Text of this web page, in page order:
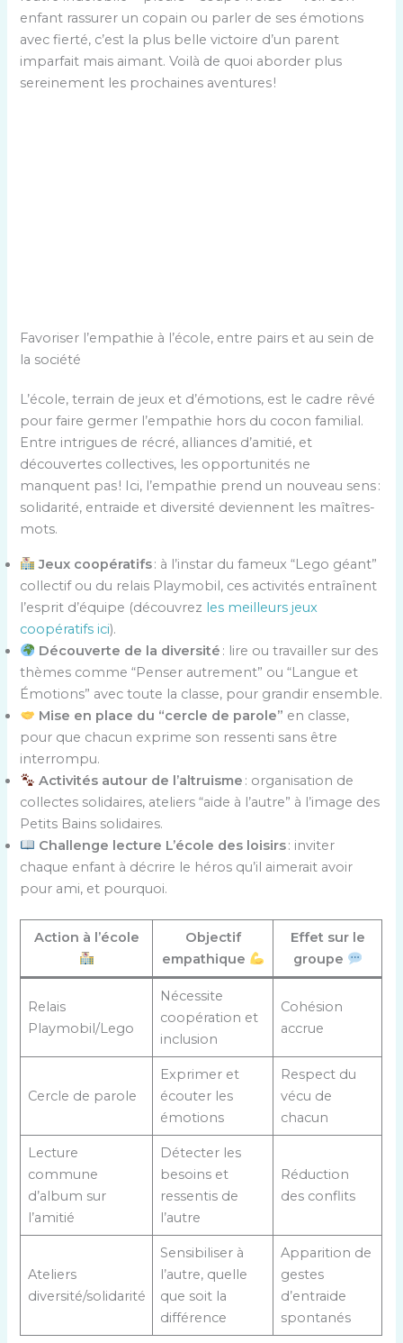
enfant rassurer un copain ou parler de ses émotions
avec fierté, c’est la plus belle victoire d’un parent
imparfait mais aimant. Voilà de quoi aborder plus
sereinement les prochaines aventures !
Favoriser l’empathie à l’école, entre pairs et au sein de
la société
L’école, terrain de jeux et d’émotions, est le cadre rêvé
pour faire germer l’empathie hors du cocon familial.
Entre intrigues de récré, alliances d’amitié, et
découvertes collectives, les opportunités ne
manquent pas ! Ici, l’empathie prend un nouveau sens :
solidarité, entraide et diversité deviennent les maîtres-
mots.
Jeux coopératifs: à l’instar du fameux “Lego géant”
collectif ou du relais Playmobil, ces activités entraînent
l’esprit d’équipe (découvrez les meilleurs jeux
coopératifs ici).
Découverte de la diversité : lire ou travailler sur des
thèmes comme “Penser autrement” ou “Langue et
Émotions” avec toute la classe, pour grandir ensemble.
Mise en place du “cercle de parole” en classe,
pour que chacun exprime son ressenti sans être
interrompu.
Activités autour de l’altruisme : organisation de
collectes solidaires, ateliers “aide à l’autre” à l’image des
Petits Bains solidaires.
Challenge lecture L’école des loisirs: inviter
chaque enfant à décrire le héros qu’il aimerait avoir
pour ami, et pourquoi.
Action à l’école
Objectif
empathique
Effet sur le
groupe
Relais
Playmobil/Lego
Nécessite
coopération et
inclusion
Cohésion
accrue
Cercle de parole
Exprimer et
écouter les
émotions
Respect du
vécu de
chacun
Lecture
commune
d’album sur
l’amitié
Détecter les
besoins et
ressentis de
l’autre
Réduction
des conflits
Ateliers
diversité/solidarité
Sensibiliser à
l’autre, quelle
que soit la
différence
Apparition de
gestes
d’entraide
spontanés